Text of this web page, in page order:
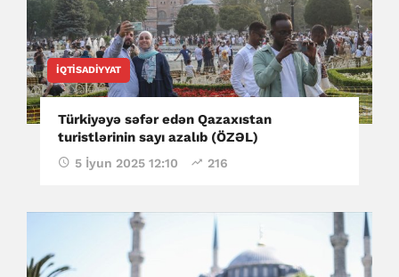
İQTISADIYYAT
Türkiyəyə səfər edən Qazaxıstan
turistlərinin sayı azalıb (ÖZƏL)
5 İyun 2025 12:10 216